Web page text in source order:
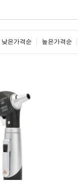
낮은가격순 높은가격순